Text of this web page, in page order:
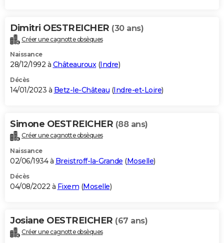
Dimitri OESTREICHER (30 ans)
Créer une cagnotte obsèques
Naissance
28/12/1992 à Châteauroux(Indre)
Décès
14/01/2023 à Betz-le-Château (Indre-et-Loire)
Simone OESTREICHER (88 ans)
Créer une cagnotte obsèques
Naissance
02/06/1934 à Breistroff-la-Grande (Moselle)
Décès
04/08/2022 à Fixem (Moselle)
Josiane OESTREICHER (67 ans)
Créer une cagnotte obsèques